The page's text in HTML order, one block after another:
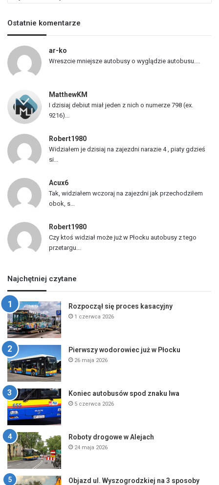
i
t
a
o
j
w
Ostatnie komentarze
ar-ko
Wreszcie mniejsze autobusy o wyglądzie autobusu....
MatthewKM
I dzisiaj debiut miał jeden z nich o numerze 798 (ex.
9216)...
Robert1980
Widziałem je dzisiaj na zajezdni narazie 4 , piaty gdzieś
si...
Acux6
Tak, widziałem wczoraj na zajezdni jak przechodziłem
obok, s...
Robert1980
Czy ktoś widział może już w Płocku autobusy z tego
przetargu...
Najchętniej czytane
Rozpoczął się proces kasacyjny
1 czerwca 2026
Pierwszy wodorowiec już w Płocku
26 maja 2026
Koniec autobusów spod znaku lwa
5 czerwca 2026
Roboty drogowe w Alejach
24 maja 2026
Objazd ul. Wyszogrodzkiej na 3 sposoby